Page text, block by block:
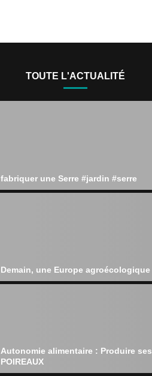
TOUTE L'ACTUALITÉ
fabriquer une Serre #jardin #serre
Demain, une Europe agroécologique
Autonomie alimentaire : Produire ses
POIREAUX